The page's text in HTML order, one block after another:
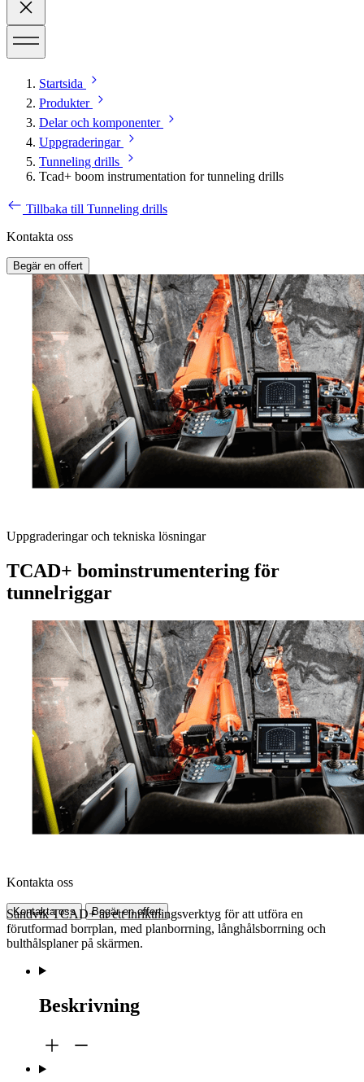
Startsida
Produkter
Delar och komponenter
Uppgraderingar
Tunneling drills
Tcad+ boom instrumentation for tunneling drills
Tillbaka till Tunneling drills
Kontakta oss
Begär en offert
Uppgraderingar och tekniska lösningar
TCAD+ bominstrumentering för
tunnelriggar
Kontakta oss
Kontakta oss Begär en offert
Sandvik TCAD+ är ett inriktningsverktyg för att utföra en
förutformad borrplan, med planborrning, långhålsborrning och
bulthålsplaner på skärmen.
Beskrivning